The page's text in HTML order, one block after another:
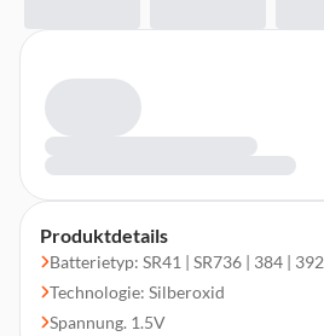
Produktdetails
Batterietyp: SR41 | SR736 | 384 | 392
Technologie: Silberoxid
Spannung. 1.5V